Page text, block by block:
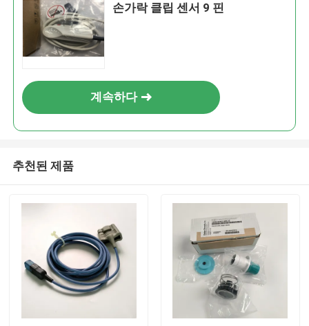
손가락 클립 센서 9 핀
계속하다
추천된 제품